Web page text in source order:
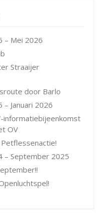
– Mei 2026
Straaijer
door Barlo
Januari 2026
informatiebijeenkomst
OV
– September 2025